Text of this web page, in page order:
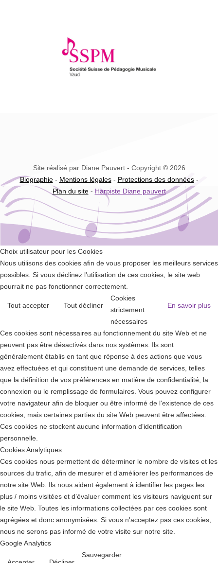
Site réalisé par Diane Pauvert - Copyright © 2026
Biographie- Mentions légales- Protections des données-
Plan du site- Harpiste Diane pauvert
Choix utilisateur pour les Cookies
Nous utilisons des cookies afin de vous proposer les meilleurs services
possibles. Si vous déclinez l'utilisation de ces cookies, le site web
pourrait ne pas fonctionner correctement.
Tout accepter Tout décliner En savoir plus
Cookies
strictement
nécessaires
Ces cookies sont nécessaires au fonctionnement du site Web et ne
peuvent pas être désactivés dans nos systèmes. Ils sont
généralement établis en tant que réponse à des actions que vous
avez effectuées et qui constituent une demande de services, telles
que la définition de vos préférences en matière de confidentialité, la
connexion ou le remplissage de formulaires. Vous pouvez configurer
votre navigateur afin de bloquer ou être informé de l'existence de ces
cookies, mais certaines parties du site Web peuvent être affectées.
Ces cookies ne stockent aucune information d’identification
personnelle.
Cookies Analytiques
Ces cookies nous permettent de déterminer le nombre de visites et les
sources du trafic, afin de mesurer et d’améliorer les performances de
notre site Web. Ils nous aident également à identifier les pages les
plus / moins visitées et d’évaluer comment les visiteurs naviguent sur
le site Web. Toutes les informations collectées par ces cookies sont
agrégées et donc anonymisées. Si vous n'acceptez pas ces cookies,
nous ne serons pas informé de votre visite sur notre site.
Google Analytics
Sauvegarder